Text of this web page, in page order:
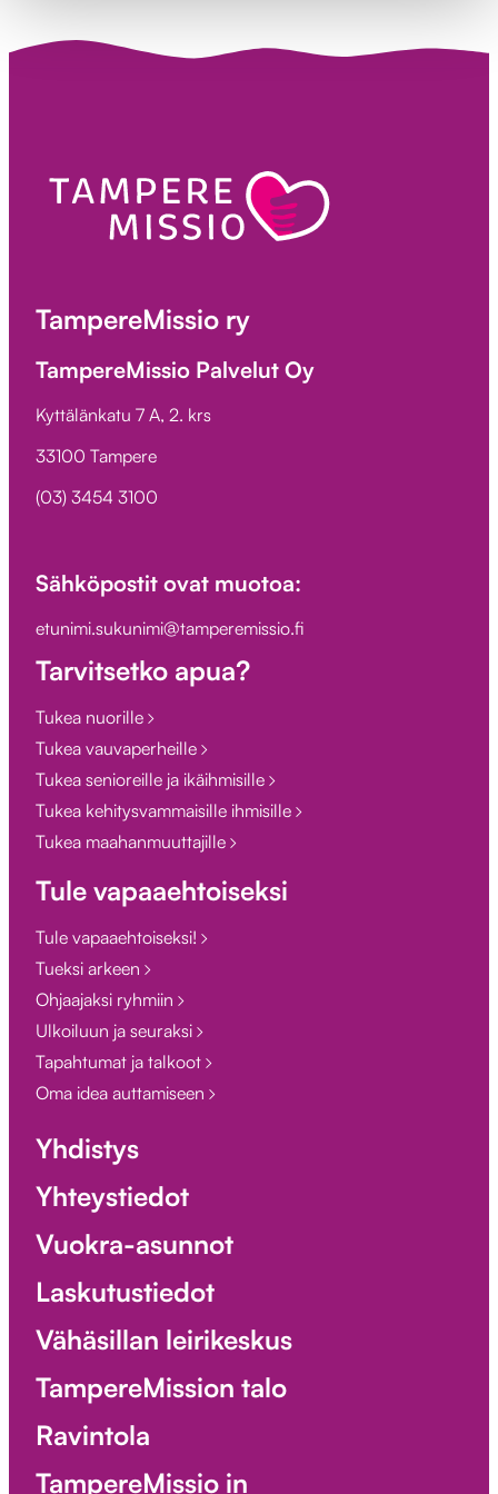
TampereMissio ry
TampereMissio Palvelut Oy
Kyttälänkatu 7 A, 2. krs
33100 Tampere
(03) 3454 3100
Sähköpostit ovat muotoa:
etunimi.sukunimi@tamperemissio.fi
Tarvitsetko apua?
Tukea nuorille
Tukea vauvaperheille
Tukea senioreille ja ikäihmisille
Tukea kehitysvammaisille ihmisille
Tukea maahanmuuttajille
Tule vapaaehtoiseksi
Tule vapaaehtoiseksi!
Tueksi arkeen
Ohjaajaksi ryhmiin
Ulkoiluun ja seuraksi
Tapahtumat ja talkoot
Oma idea auttamiseen
Yhdistys
Yhteystiedot
Vuokra-asunnot
Laskutustiedot
Vähäsillan leirikeskus
TampereMission talo
Ravintola
TampereMissio in